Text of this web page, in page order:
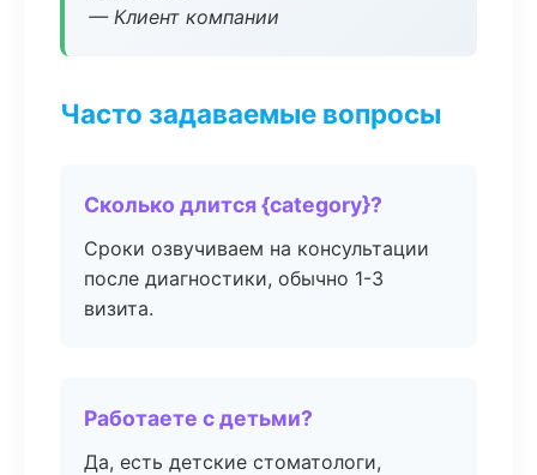
— Клиент компании
Часто задаваемые вопросы
Сколько длится {category}?
Сроки озвучиваем на консультации
после диагностики, обычно 1-3
визита.
Работаете с детьми?
Да, есть детские стоматологи,